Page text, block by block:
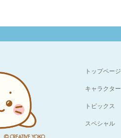
トップページ
キャラクター
トピックス
スペシャル